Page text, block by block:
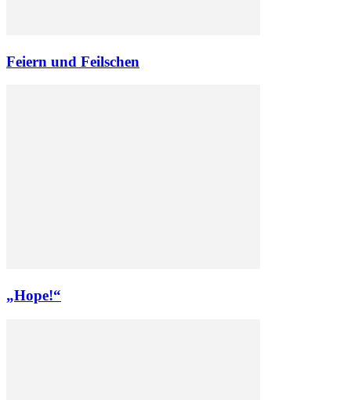
Feiern und Feilschen
„Hope!“